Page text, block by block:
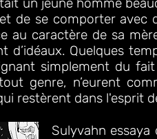
de se comporter avec
au caractère de sa
d’idéaux. Quelques
ant simplement du
genre, n’eurent
restèrent dans l'esprit
Sulyvahn